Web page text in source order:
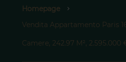
Homepage
Vendita Appartamento Paris
Camere, 242.97 M², 2.595.000